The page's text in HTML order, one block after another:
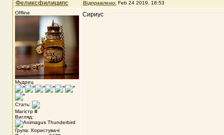
Феликсфилиципс Відправлено: Feb 24 2019, 18:53
Offline
Мудрец
Стать:
Магістр II
Вигляд:
Група: Користувачі
Сириус